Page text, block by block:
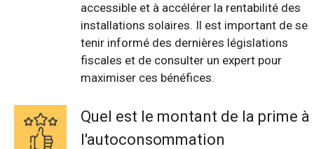
accessible et à accélérer la rentabilité des
installations solaires. Il est important de se
tenir informé des dernières législations
fiscales et de consulter un expert pour
maximiser ces bénéfices.
Quel est le montant de la prime à
l'autoconsommation